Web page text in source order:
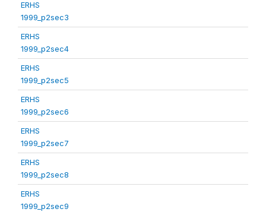
ERHS
1999_p2sec3
ERHS
1999_p2sec4
ERHS
1999_p2sec5
ERHS
1999_p2sec6
ERHS
1999_p2sec7
ERHS
1999_p2sec8
ERHS
1999_p2sec9